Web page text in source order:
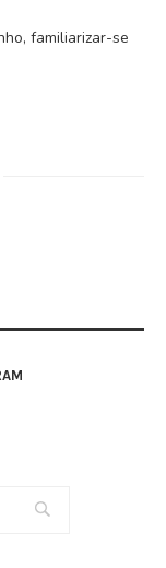
familiarizar-se